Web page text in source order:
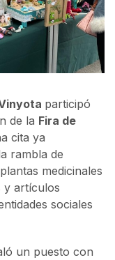
participó
de la Fira de
cita ya
rambla de
medicinales
y artículos
sociales
un puesto con